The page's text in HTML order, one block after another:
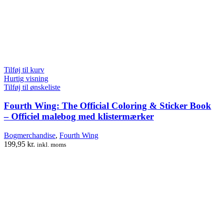
Tilføj til kurv
Hurtig visning
Tilføj til ønskeliste
Fourth Wing: The Official Coloring & Sticker Book
– Officiel malebog med klistermærker
Bogmerchandise, Fourth Wing
199,95 kr. inkl. moms